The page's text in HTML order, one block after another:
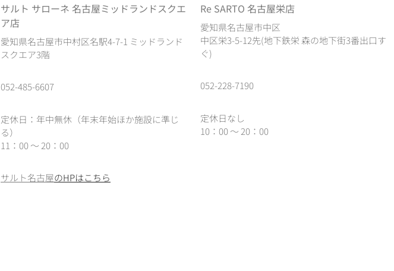
サルト サローネ 名古屋ミッドランドスクエ
ア店
愛知県名古屋市中村区名駅4-7-1 ミッドランド
スクエア3階
052-485-6607
定休日：年中無休（年末年始ほか施設に準じ
る）
11：00 ～ 20：00
Re SARTO 名古屋栄店
愛知県名古屋市中区
中区栄3-5-12先(地下鉄栄 森の地下街3番出口す
ぐ)
052-228-7190
定休日なし
10：00 ～ 20：00
サルト名古屋のHPはこちら